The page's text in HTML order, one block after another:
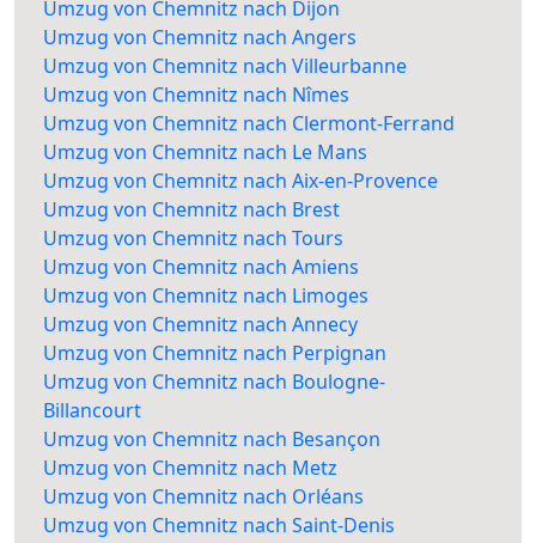
Umzug von Chemnitz nach Dijon
Umzug von Chemnitz nach Angers
Umzug von Chemnitz nach Villeurbanne
Umzug von Chemnitz nach Nîmes
Umzug von Chemnitz nach Clermont-Ferrand
Umzug von Chemnitz nach Le Mans
Umzug von Chemnitz nach Aix-en-Provence
Umzug von Chemnitz nach Brest
Umzug von Chemnitz nach Tours
Umzug von Chemnitz nach Amiens
Umzug von Chemnitz nach Limoges
Umzug von Chemnitz nach Annecy
Umzug von Chemnitz nach Perpignan
Umzug von Chemnitz nach Boulogne-
Billancourt
Umzug von Chemnitz nach Besançon
Umzug von Chemnitz nach Metz
Umzug von Chemnitz nach Orléans
Umzug von Chemnitz nach Saint-Denis